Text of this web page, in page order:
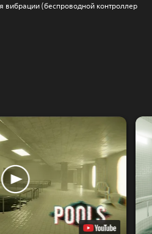
вибрации (беспроводной контроллер